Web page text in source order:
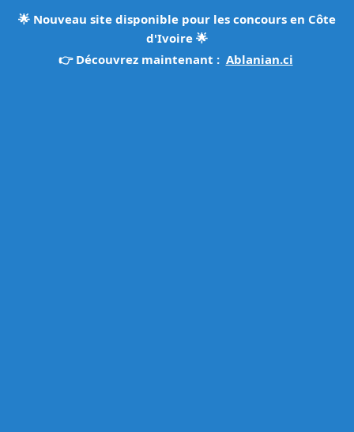
🌟 Nouveau site disponible pour les concours en Côte
d'Ivoire 🌟
👉 Découvrez maintenant : Ablanian.ci